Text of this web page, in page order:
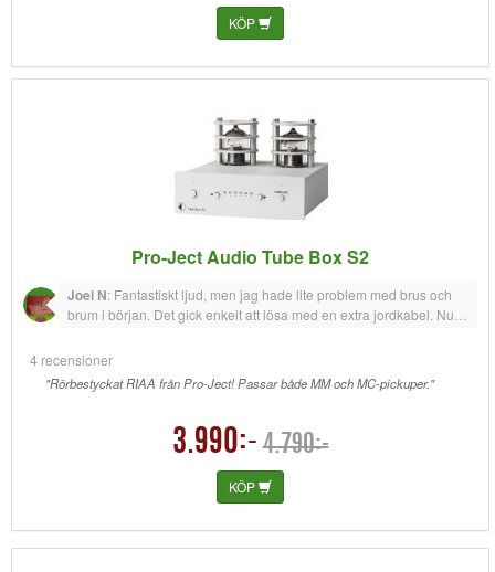
KÖP
Pro-Ject Audio Tube Box S2
Joel N: Fantastiskt ljud, men jag hade lite problem med brus och
brum i början. Det gick enkelt att lösa med en extra jordkabel. Nu
4 recensioner
"Rörbestyckat RIAA från Pro-Ject! Passar både MM och MC-pickuper."
3.990:- 4.790:-
KÖP